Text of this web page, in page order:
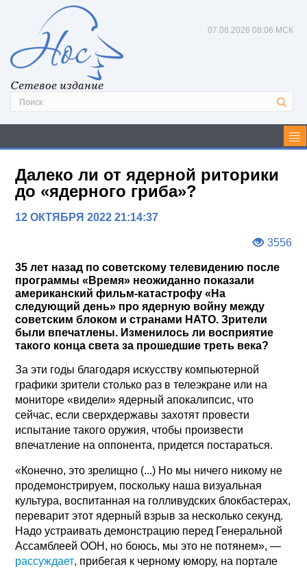
Сетевое издание
07.08.2026 08:06 МСК
Далеко ли от ядерной риторики
до «ядерного гриба»?
12 ОКТЯБРЯ 2022 21:14:37
3556
35 лет назад по советскому телевидению после
программы «Время» неожиданно показали
американский фильм-катастрофу «На
следующий день» про ядерную войну между
советским блоком и странами НАТО. Зрители
были впечатлены. Изменилось ли восприятие
такого конца света за прошедшие треть века?
За эти годы благодаря искусству компьютерной
графики зрители столько раз в телеэкране или на
мониторе «видели» ядерный апокалипсис, что
сейчас, если сверхдержавы захотят провести
испытание такого оружия, чтобы произвести
впечатление на оппонента, придется постараться.
«Конечно, это зрелищно (...) Но мы ничего никому не
продемонстрируем, поскольку наша визуальная
культура, воспитанная на голливудских блокбастерах,
переварит этот ядерный взрыв за несколько секунд.
Надо устраивать демонстрацию перед Генеральной
Ассамблеей ООН, но боюсь, мы это не потянем», —
рассуждает, прибегая к черному юмору, на портале